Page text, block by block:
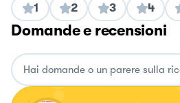
1 2 3 4
Domande e recensioni